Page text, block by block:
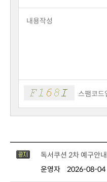
독서쿠션 2차 예구안내
운영자
2026-08-04